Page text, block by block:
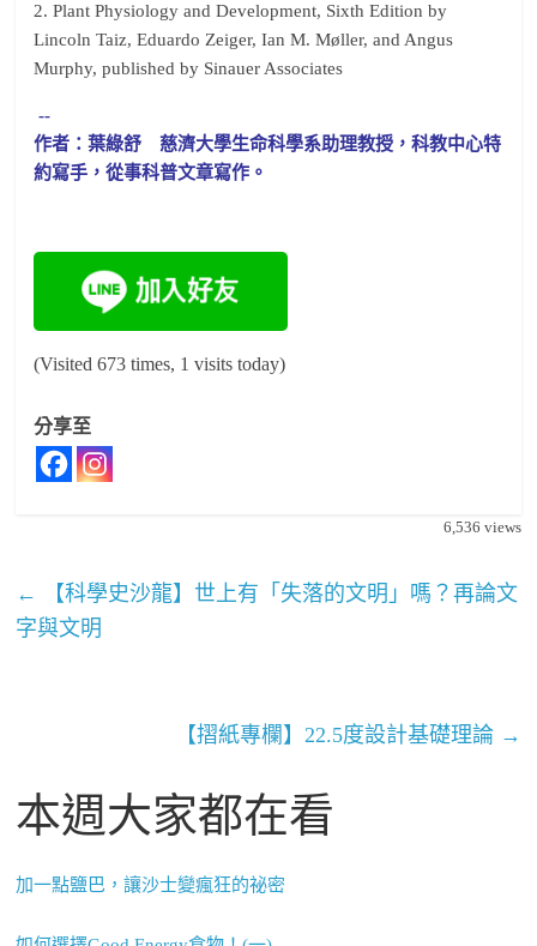
2. Plant Physiology and Development, Sixth Edition by
Lincoln Taiz, Eduardo Zeiger, Ian M. Møller, and Angus
Murphy, published by Sinauer Associates
--
作者：葉綠舒 慈濟大學生命科學系助理教授，科教中心特
約寫手，從事科普文章寫作。
(Visited 673 times, 1 visits today)
分享至
6,536 views
←
【科學史沙龍】世上有「失落的文明」嗎？再論文
字與文明
【摺紙專欄】22.5度設計基礎理論 →
本週大家都在看
加一點鹽巴，讓沙士變瘋狂的祕密